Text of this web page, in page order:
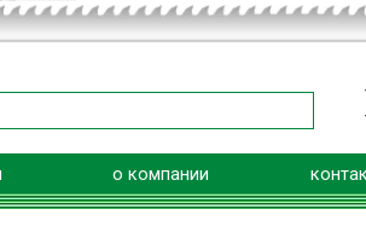
о компании